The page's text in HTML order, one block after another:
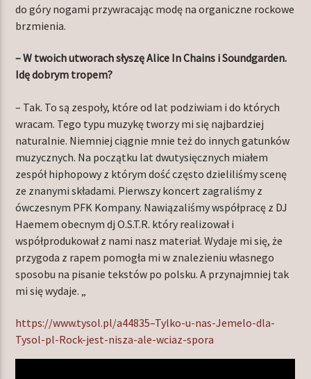
do góry nogami przywracając modę na organiczne rockowe
brzmienia.
– W twoich utworach słyszę Alice In Chains i Soundgarden.
Idę dobrym tropem?
– Tak. To są zespoły, które od lat podziwiam i do których
wracam. Tego typu muzykę tworzy mi się najbardziej
naturalnie. Niemniej ciągnie mnie też do innych gatunków
muzycznych. Na początku lat dwutysięcznych miałem
zespół hiphopowy z którym dość często dzieliliśmy scenę
ze znanymi składami. Pierwszy koncert zagraliśmy z
ówczesnym PFK Kompany. Nawiązaliśmy współpracę z DJ
Haemem obecnym dj O.S.T.R. który realizował i
współprodukował z nami nasz materiał. Wydaje mi się, że
przygoda z rapem pomogła mi w znalezieniu własnego
sposobu na pisanie tekstów po polsku. A przynajmniej tak
mi się wydaje. „
https://www.tysol.pl/a44835–Tylko-u-nas-Jemelo-dla-
Tysol-pl-Rock-jest-nisza-ale-wciaz-spora